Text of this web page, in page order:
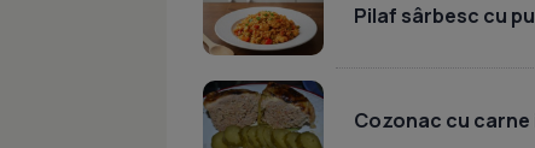
Pilaf sârbesc cu
Cozonac cu